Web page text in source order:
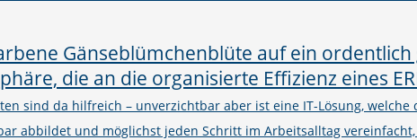
sind da hilfreich – unverzichtbar aber ist eine IT-Lösung,
abbildet und möglichst jeden Schritt im Arbeitsalltag